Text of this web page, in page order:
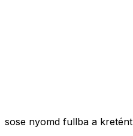
sose nyomd fullba a kretént